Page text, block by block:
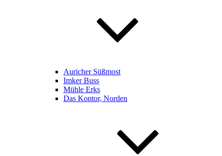
Auricher Süßmost
Imker Buss
Mühle Erks
Das Kontor, Norden